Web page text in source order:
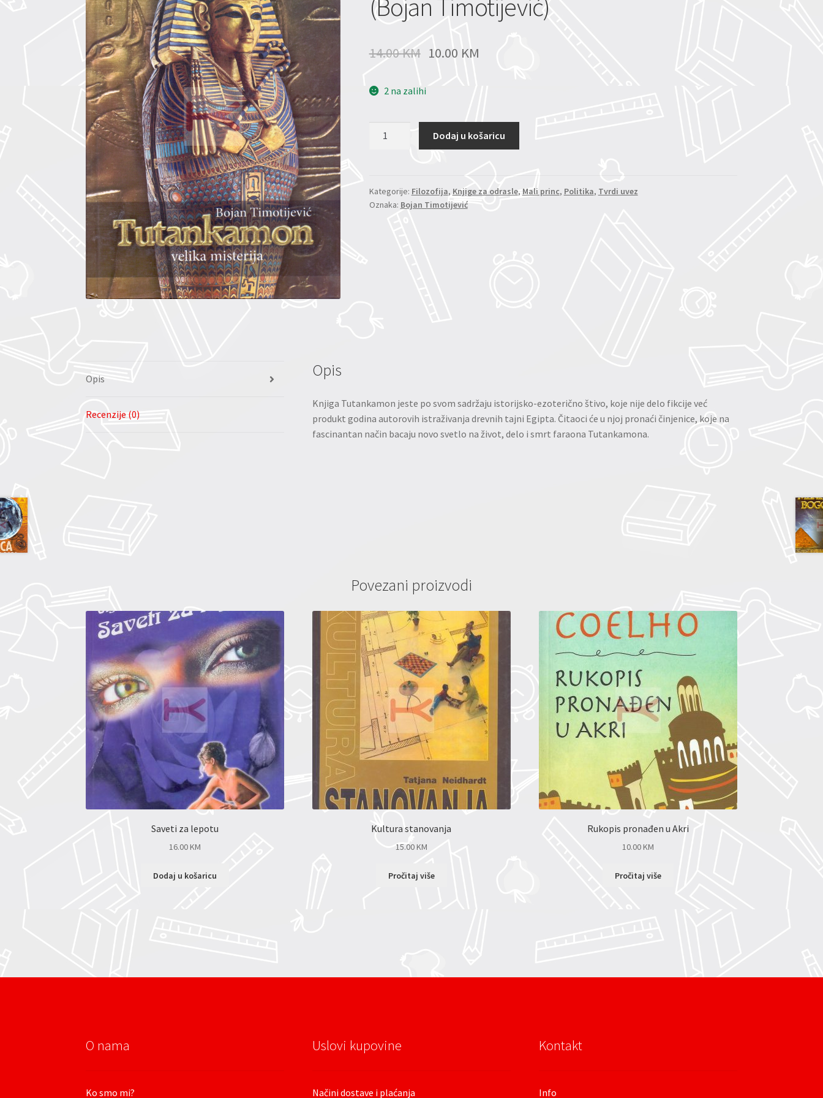
(Bojan Timotijević)
14.00KM 10.00 KM
2 na zalihi
(Bojan
Timotijević)
Dodaj u košaricu
Kategorije: Filozofija, Knjige za odrasle, Mali princ, Politika, Tvrdi uvez
Oznaka: Bojan Timotijević
Opis
Recenzije (0)
Opis
Knjiga Tutankamon jeste po svom sadržaju istorijsko-ezoterično štivo, koje nije delo fikcije već
produkt godina autorovih istraživanja drevnih tajni Egipta. Čitaoci će u njoj pronaći činjenice, koje na
fascinantan način bacaju novo svetlo na život, delo i smrt faraona Tutankamona.
Povezani proizvodi
Saveti za lepotu
16.00KM
Dodaj u košaricu
Kultura stanovanja
15.00KM
Pročitaj više
Rukopis pronađen u Akri
10.00KM
Pročitaj više
O nama
Ko smo mi?
Uslovi kupovine
Načini dostave i plaćanja
Kontakt
Info